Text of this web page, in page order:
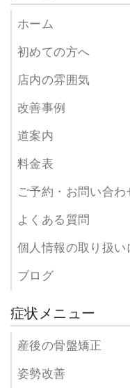
ホーム
初めての方へ
店内の雰囲気
改善事例
道案内
料金表
ご予約・お問い合わ
よくある質問
個人情報の取り扱い
ブログ
症状メニュー
産後の骨盤矯正
姿勢改善